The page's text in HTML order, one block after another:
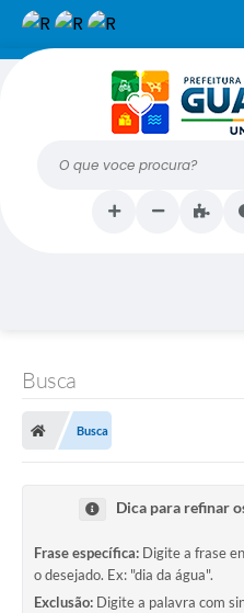
O que voce procura?
Busca
Busca
Dica para refinar
Frase específica: Digite a frase
o desejado. Ex: "dia da água".
Exclusão: Digite a palavra com